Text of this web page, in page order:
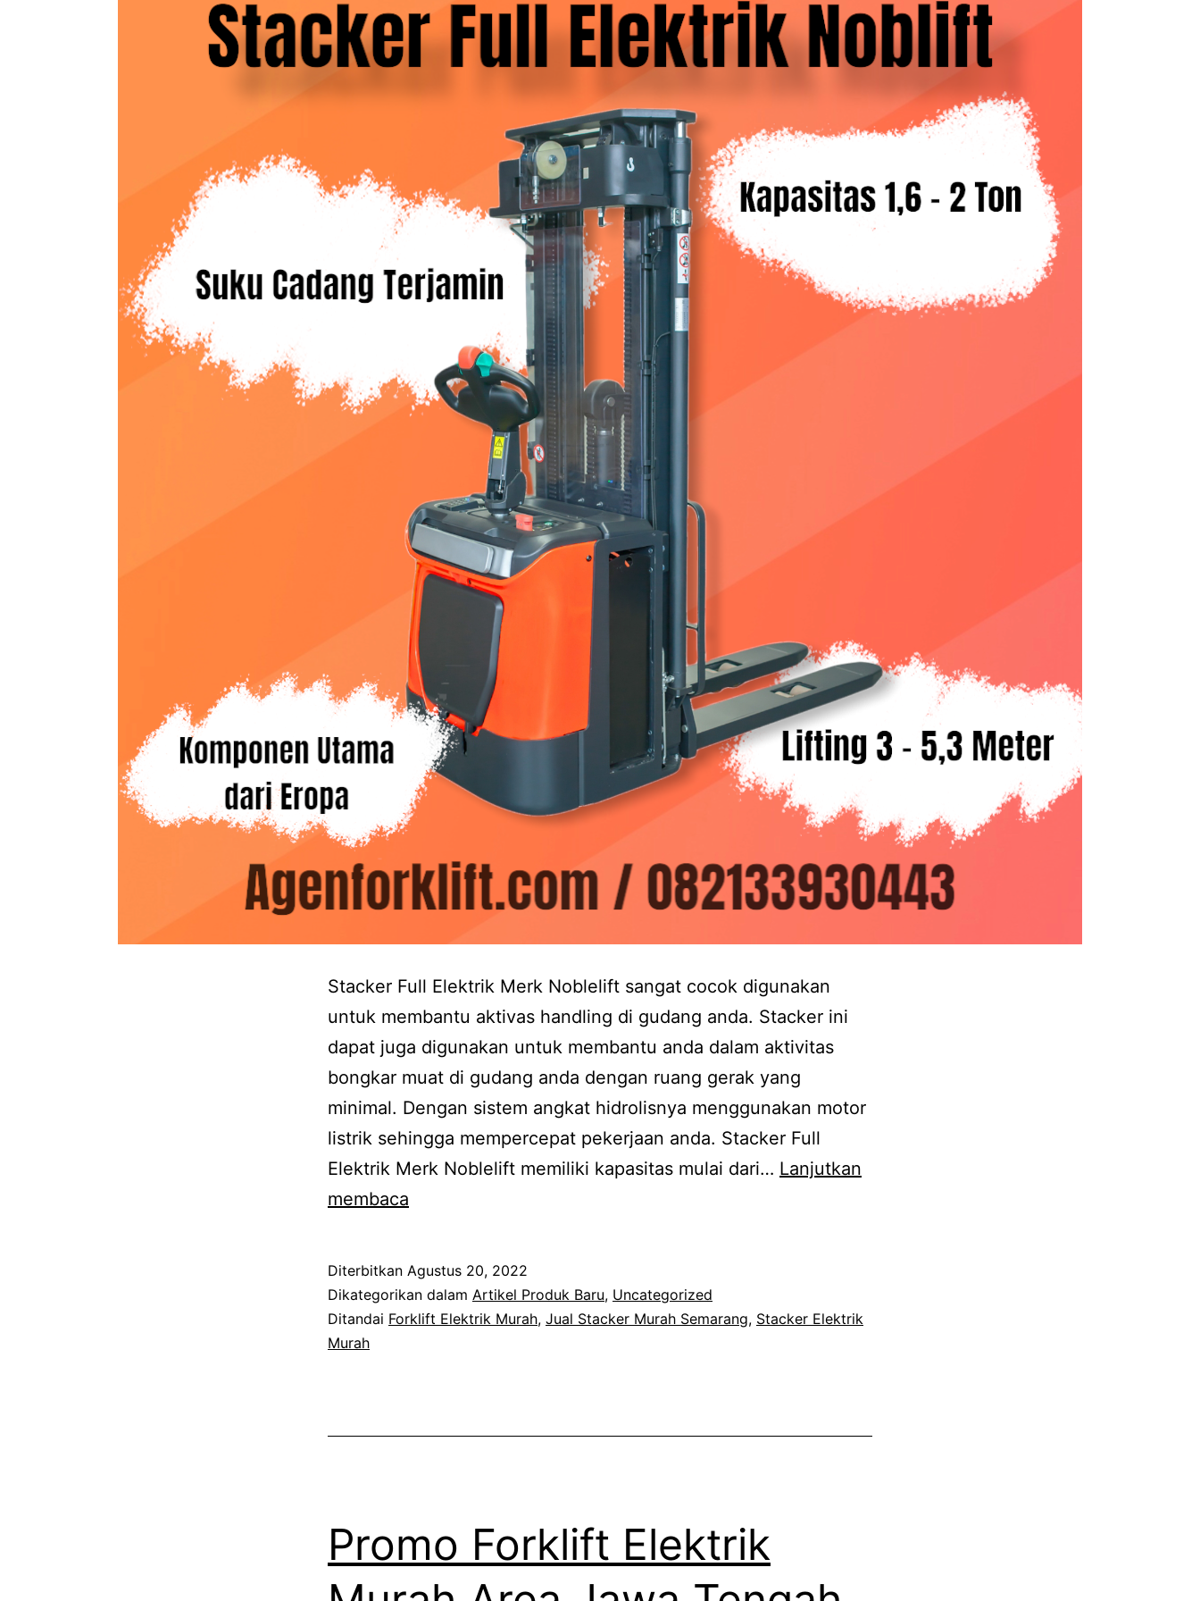
Stacker Full Elektrik Merk Noblelift sangat cocok digunakan
untuk membantu aktivas handling di gudang anda. Stacker ini
dapat juga digunakan untuk membantu anda dalam aktivitas
bongkar muat di gudang anda dengan ruang gerak yang
minimal. Dengan sistem angkat hidrolisnya menggunakan motor
listrik sehingga mempercepat pekerjaan anda. Stacker Full
Elektrik Merk Noblelift memiliki kapasitas mulai dari… Lanjutkan
membaca
Murah
Semarang
Diterbitkan Agustus 20, 2022
Dikategorikan dalam Artikel Produk Baru, Uncategorized
Ditandai Forklift Elektrik Murah, Jual Stacker Murah Semarang, Stacker Elektrik
Murah
Promo Forklift Elektrik